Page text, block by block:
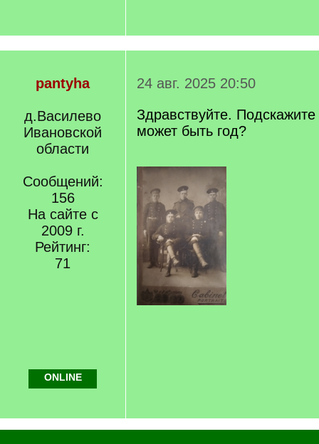
pantyha
д.Василево
Ивановской
области
Сообщений:
156
На сайте с
2009 г.
Рейтинг:
71
24 авг. 2025 20:50
Здравствуйте.
может быть год?
ONLINE